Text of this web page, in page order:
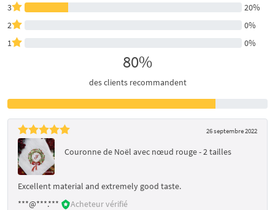
3
20%
2
0%
1
0%
80%
des clients recommandent
26 septembre 2022
Couronne de Noël avec nœud rouge - 2 tailles
Excellent material and extremely good taste.
***@***.***
Acheteur vérifié